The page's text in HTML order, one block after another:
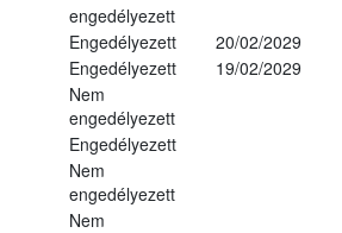
engedélyezett
Engedélyezett
20/02/2029
Engedélyezett
19/02/2029
Nem
engedélyezett
Engedélyezett
Nem
engedélyezett
Nem